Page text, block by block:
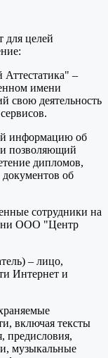
целей
–
имени
свою деятельность
информацию об
и позволяющий
дипломов,
об
сотрудники на
ООО "Центр
– лицо,
Интернет и
включая тексты
предисловия,
музыкальные